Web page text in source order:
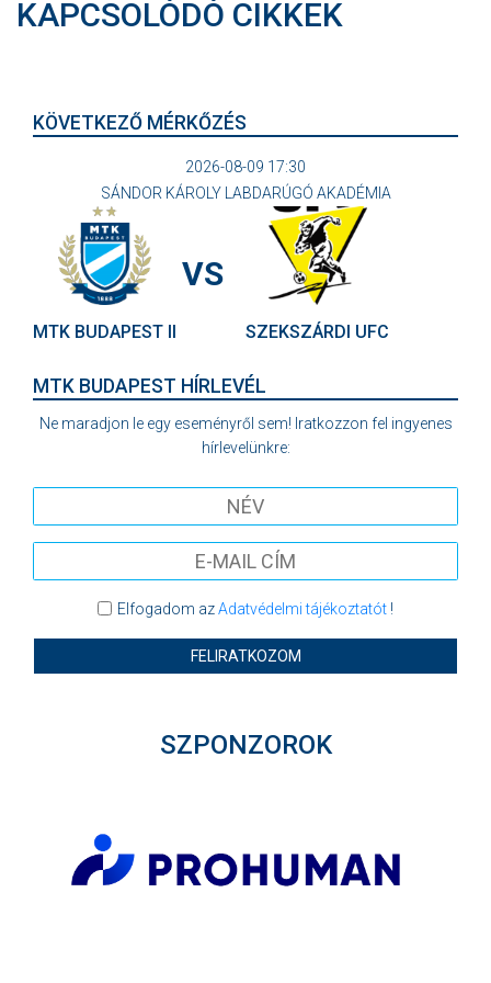
KAPCSOLÓDÓ CIKKEK
KÖVETKEZŐ MÉRKŐZÉS
2026-08-09 17:30
SÁNDOR KÁROLY LABDARÚGÓ AKADÉMIA
MTK BUDAPEST II
VS
SZEKSZÁRDI UFC
MTK BUDAPEST HÍRLEVÉL
Ne maradjon le egy eseményről sem! Iratkozzon fel ingyenes
hírlevelünkre:
Elfogadom azAdatvédelmi tájékoztatót!
FELIRATKOZOM
SZPONZOROK